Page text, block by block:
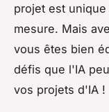
projet est
mesure. Mais
vous êtes bien
défis que l'IA
vos projets d'IA !